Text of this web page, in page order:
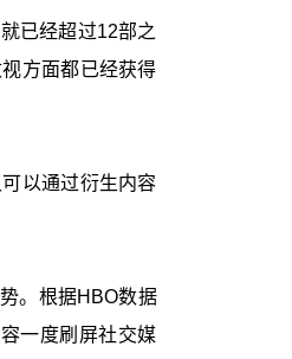
已经超过12部之
方面都已经获得
以通过衍生内容
。根据HBO数据
一度刷屏社交媒